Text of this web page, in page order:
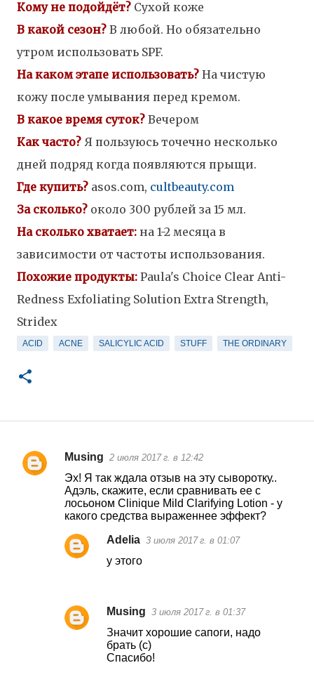
Кому не подойдёт? Сухой коже
В какой сезон? В любой. Но обязательно
утром использовать SPF.
На каком этапе использовать? На чистую
кожу после умывания перед кремом.
В какое время суток? Вечером
Как часто? Я пользуюсь точечно несколько
дней подряд когда появляются прыщи.
Где купить? asos.com, cultbeauty.com
За сколько? около 300 рублей за 15 мл.
На сколько хватает: на 1-2 месяца в
зависимости от частоты использования.
Похожие продукты: Paula's Choice Clear Anti-
Redness Exfoliating Solution Extra Strength,
Stridex
ACID ACNE SALICYLIC ACID STUFF THE ORDINARY
К
Musing 2 июля 2017 г. в 12:42
Эх! Я так ждала отзыв на эту сыворотку..
Адэль, скажите, если сравнивать ее с
лосьоном Clinique Mild Clarifying Lotion - у
какого средства выраженнее эффект?
Adelia 3 июля 2017 г. в 01:07
у этого
Musing 3 июля 2017 г. в 01:37
Значит хорошие сапоги, надо
брать (с)
Спасибо!